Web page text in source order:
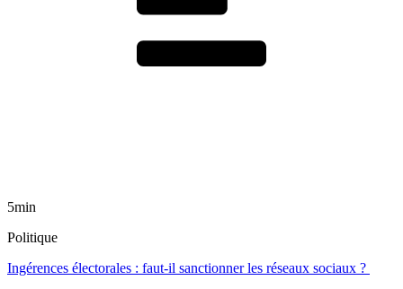
5min
Politique
Ingérences électorales : faut-il sanctionner les réseaux sociaux ?